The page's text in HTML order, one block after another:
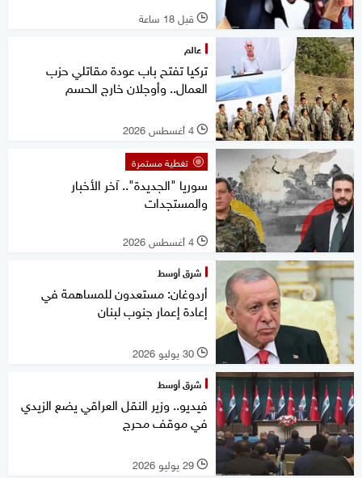
l قبل 18 ساعة
عالم
تركيا تفتح باب عودة مقاتلي حزب
العمال.. وأوجلان خارج الحسم
l 4 أغسطس 2026
تغطية مستمرة
سوريا "الجديدة".. آخر الأخبار
والمستجدات
l 4 أغسطس 2026
شرق أوسط
أردوغان: مستعدون للمساهمة في
إعادة إعمار جنوب لبنان
l 30 يوليو 2026
شرق أوسط
فيديو.. وزير النقل العراقي يضع الزيدي
في موقف محرج
l 29 يوليو 2026